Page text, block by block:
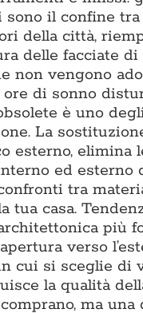
il confine tra
della città,
delle facciate
non vengono
di sonno
è uno
La
esterno,
ed esterno
tra
tua casa.
più
verso
cui si sceglie di
la qualità
ma